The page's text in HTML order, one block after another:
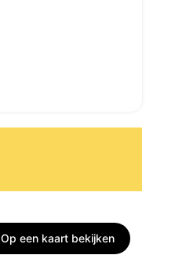
Op een kaart bekijken